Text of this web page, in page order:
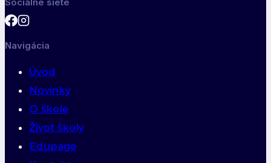
Sociálne siete
Navigácia
Úvod
Novinky
O škole
Život školy
Edupage